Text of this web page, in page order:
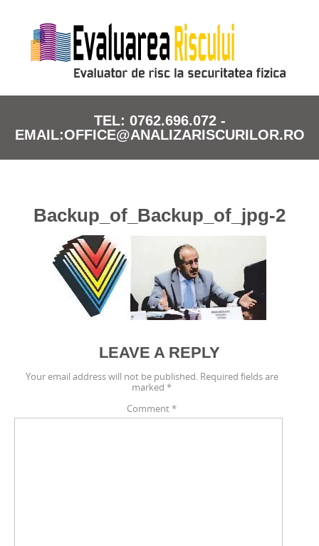
TEL: 0762.696.072 -
EMAIL:OFFICE@ANALIZARISCURILOR.RO
Backup_of_Backup_of_jpg-2
LEAVE A REPLY
Your email address will not be published. Required fields are
marked *
Comment*